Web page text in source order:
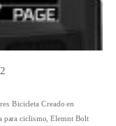
Bicicleta Creado en
para ciclismo, Elemnt Bolt